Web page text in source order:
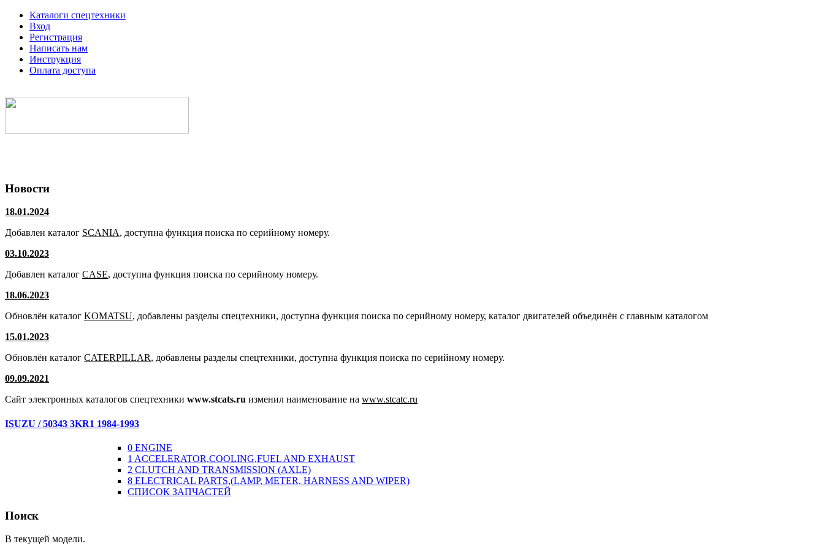
Каталоги спецтехники
Вход
Регистрация
Написать нам
Инструкция
Оплата доступа
Новости
18.01.2024
Добавлен каталог SCANIA, доступна функция поиска по серийному номеру.
03.10.2023
Добавлен каталог CASE, доступна функция поиска по серийному номеру.
18.06.2023
Обновлён каталог KOMATSU, добавлены разделы спецтехники, доступна функция поиска по серийному номеру, каталог двигателей объединён с главным каталогом
15.01.2023
Обновлён каталог CATERPILLAR, добавлены разделы спецтехники, доступна функция поиска по серийному номеру.
09.09.2021
Сайт электронных каталогов спецтехники www.stcats.ru изменил наименование на www.stcatc.ru
ISUZU / 50343 3KR1 1984-1993
0 ENGINE
1 ACCELERATOR,COOLING,FUEL AND EXHAUST
2 CLUTCH AND TRANSMISSION (AXLE)
8 ELECTRICAL PARTS,(LAMP, METER, HARNESS AND WIPER)
СПИСОК ЗАПЧАСТЕЙ
Поиск
В текущей модели.